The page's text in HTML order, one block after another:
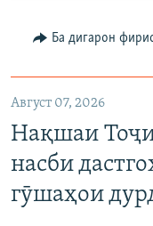
Ба дигарон
Август 07, 2026
Нақшаи
насби
гӯшаҳои